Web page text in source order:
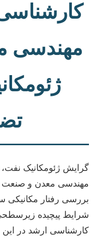
مهندسی
گرایش ژئومکانیک
مهندسی معدن و صنعت
بررسی رفتار مکانیکی
شرایط پیچیده زیرسطحی
کارشناسی ارشد در این